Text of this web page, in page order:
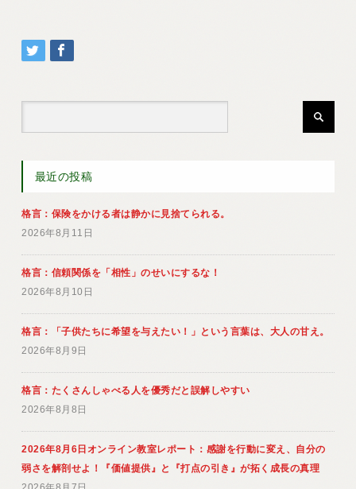
最近の投稿
格言：保険をかける者は静かに見捨てられる。
2026年8月11日
格言：信頼関係を「相性」のせいにするな！
2026年8月10日
格言：「子供たちに希望を与えたい！」という言葉は、大人の甘え。
2026年8月9日
格言：たくさんしゃべる人を優秀だと誤解しやすい
2026年8月8日
2026年8月6日オンライン教室レポート：感謝を行動に変え、自分の
弱さを解剖せよ！『価値提供』と『打点の引き』が拓く成長の真理